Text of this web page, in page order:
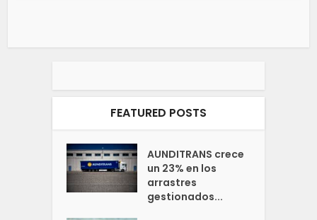
FEATURED POSTS
AUNDITRANS crece
un 23% en los
arrastres
gestionados...